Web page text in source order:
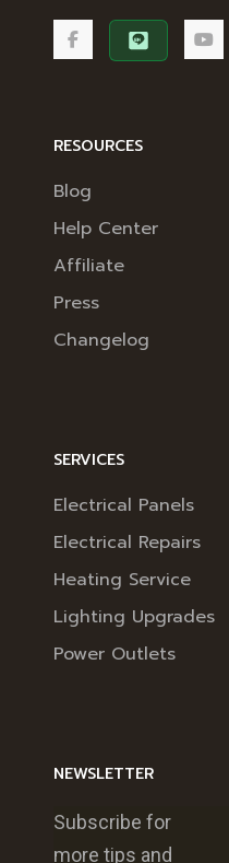
RESOURCES
Blog
Help Center
Affiliate
Press
Changelog
SERVICES
Electrical Panels
Electrical Repairs
Heating Service
Lighting Upgrades
Power Outlets
NEWSLETTER
Subscribe for
more tips and